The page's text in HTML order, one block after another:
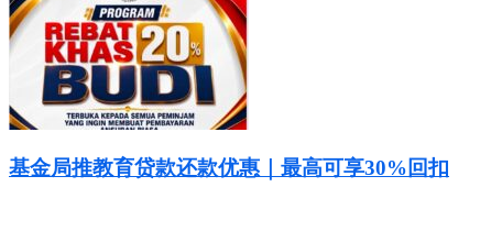
基金局推教育贷款还款优惠｜最高可享30%回扣